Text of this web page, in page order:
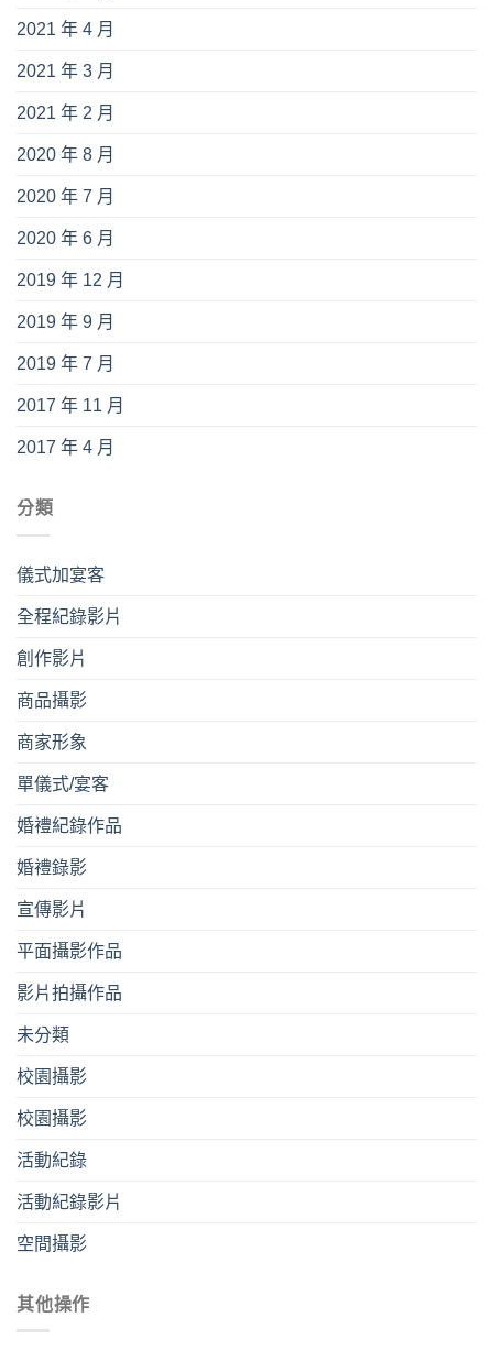
2021 年 4 月
2021 年 3 月
2021 年 2 月
2020 年 8 月
2020 年 7 月
2020 年 6 月
2019 年 12 月
2019 年 9 月
2019 年 7 月
2017 年 11 月
2017 年 4 月
分類
儀式加宴客
全程紀錄影片
創作影片
商品攝影
商家形象
單儀式/宴客
婚禮紀錄作品
婚禮錄影
宣傳影片
平⾯攝影作品
影片拍攝作品
未分類
校園攝影
校園攝影
活動紀錄
活動紀錄影片
空間攝影
其他操作